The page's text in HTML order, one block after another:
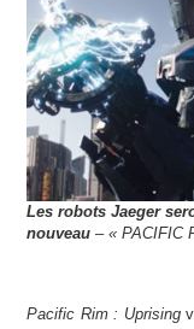
Les robots Jaeger
nouveau – « PACIFIC
Pacific Rim : Uprising